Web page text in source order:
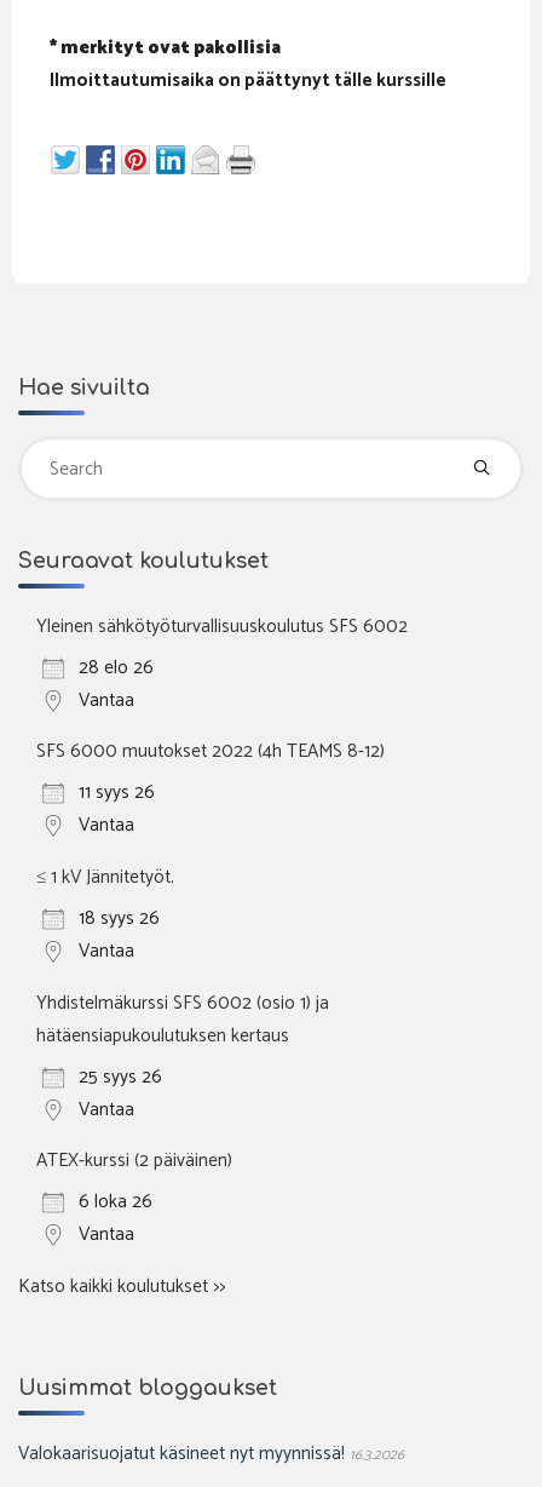
* merkityt ovat pakollisia
Ilmoittautumisaika on päättynyt tälle kurssille
Hae sivuilta
Seuraavat koulutukset
Yleinen sähkötyöturvallisuuskoulutus SFS 6002
28 elo 26
Vantaa
SFS 6000 muutokset 2022 (4h TEAMS 8-12)
11 syys 26
Vantaa
≤ 1 kV Jännitetyöt.
18 syys 26
Vantaa
Yhdistelmäkurssi SFS 6002 (osio 1) ja
hätäensiapukoulutuksen kertaus
25 syys 26
Vantaa
ATEX-kurssi (2 päiväinen)
6 loka 26
Vantaa
Katso kaikki koulutukset >>
Uusimmat bloggaukset
Valokaarisuojatut käsineet nyt myynnissä! 16.3.2026